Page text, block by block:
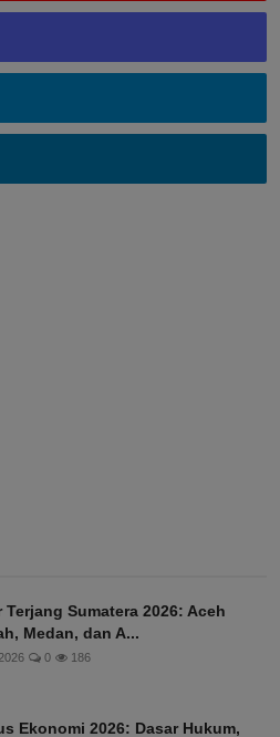
Terjang Sumatera 2026: Aceh
Medan, dan A...
0 186
Ekonomi 2026: Dasar Hukum,